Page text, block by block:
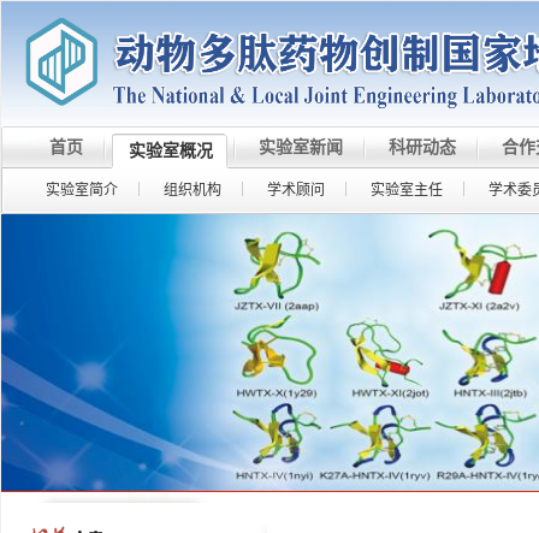
首页 实验室概况 实验室新闻 科研动态 合作
实验室简介 组织机构 学术顾问 实验室主任 学术委